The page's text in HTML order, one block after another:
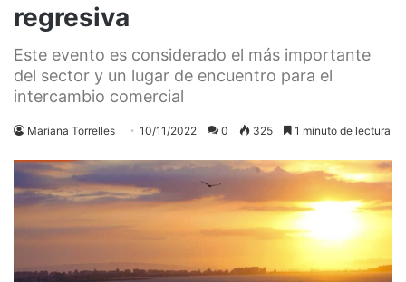
regresiva
Este evento es considerado el más importante
del sector y un lugar de encuentro para el
intercambio comercial
Mariana Torrelles 10/11/2022 0 325 1 minuto de lectura